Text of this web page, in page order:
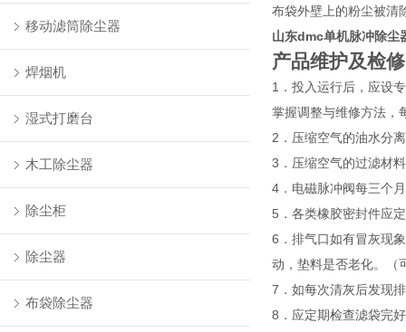
移动滤筒除尘器
焊烟机
湿式打磨台
木工除尘器
除尘柜
除尘器
布袋除尘器
布袋外壁上的粉尘被清
山东dmc单机脉冲除尘
产品维护及检修
1．投入运行后，应设
掌握调整与维修方法，
2．压缩空气的油水分
3．压缩空气的过滤材
4．电磁脉冲阀每三个
5．各类橡胶密封件应
6．排气口如有冒灰现
动，垫料是否老化。（
7．如每次清灰后发现
8．应定期检查滤袋完